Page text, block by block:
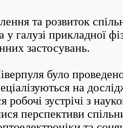
та розвиток
галузі прикладної
застосувань.
було
на
робочі зустрічі з
перспективи